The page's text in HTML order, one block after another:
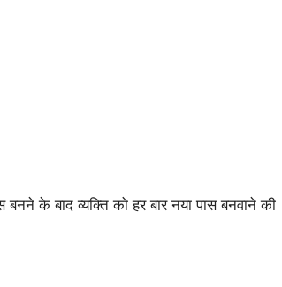
बनने के बाद व्यक्ति को हर बार नया पास बनवाने की